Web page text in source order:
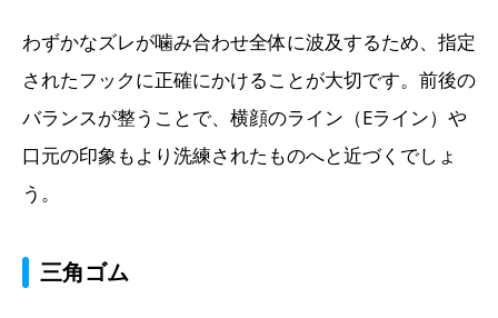
わずかなズレが噛み合わせ全体に波及するため、指定
されたフックに正確にかけることが大切です。前後の
バランスが整うことで、横顔のライン（Eライン）や
口元の印象もより洗練されたものへと近づくでしょ
う。
三角ゴム